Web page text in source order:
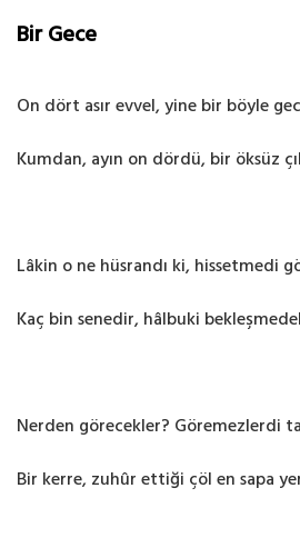
Bir Gece
On dört asır evvel, yine bir böyle
Kumdan, ayın on dördü, bir öksüz
Lâkin o ne hüsrandı ki, hissetmedi
Kaç bin senedir, hâlbuki
Nerden görecekler? Göremezlerdi
Bir kerre, zuhûr ettiği çöl en sapa